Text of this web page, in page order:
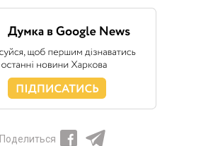
Поделиться